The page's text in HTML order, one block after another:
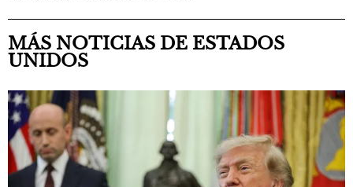
MÁS NOTICIAS DE ESTADOS
UNIDOS